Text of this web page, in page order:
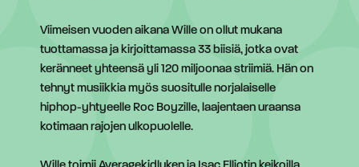
Viimeisen vuoden aikana Wille on ollut mukana
tuottamassa ja kirjoittamassa 33 biisiä, jotka ovat
keränneet yhteensä yli 120 miljoonaa striimiä. Hän on
tehnyt musiikkia myös suositulle norjalaiselle
hiphop-yhtyeelle Roc Boyzille, laajentaen uraansa
kotimaan rajojen ulkopuolelle.